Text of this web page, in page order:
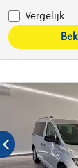
Vergelijk